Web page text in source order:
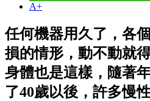
A+
任何機器用久了，各
損的情形，動不動就
身體也是這樣，隨著
了40歲以後，許多慢